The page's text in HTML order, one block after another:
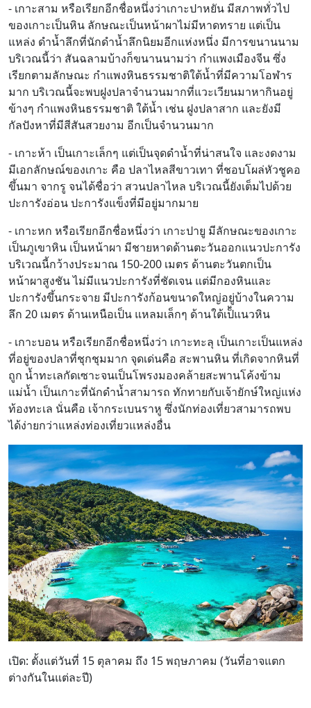
- เกาะสาม หรือเรียกอีกชื่อหนึ่งว่าเกาะปาหยัน มีสภาพทั่วไป
ของเกาะเป็นหิน ลักษณะเป็นหน้าผาไม่มีหาดทราย แต่เป็น
แหล่ง ดำน้ำลึกที่นักดำน้ำลึกนิยมอีกแห่งหนึ่ง มีการขนานนาม
บริเวณนี้ว่า สันฉลามบ้างก็ขนานนามว่า กำแพงเมืองจีน ซึ่ง
เรียกตามลักษณะ กำแพงหินธรรมชาติใต้น้ำที่มีความโอฬาร
มาก บริเวณนี้จะพบฝูงปลาจำนวนมากที่แวะเวียนมาหากินอยู่
ข้างๆ กำแพงหินธรรมชาติ ใต้น้ำ เช่น ฝูงปลาสาก และยังมี
กัลปังหาที่มีสีสันสวยงาม อีกเป็นจำนวนมาก
- เกาะห้า เป็นเกาะเล็กๆ แต่เป็นจุดดำน้ำที่น่าสนใจ และงดงาม
มีเอกลักษณ์ของเกาะ คือ ปลาไหลสีขาวเทา ที่ชอบโผล่หัวชูคอ
ขึ้นมา จากรู จนได้ชื่อว่า สวนปลาไหล บริเวณนี้ยังเต็มไปด้วย
ปะการังอ่อน ปะการังแข็งที่มีอยู่มากมาย
- เกาะหก หรือเรียกอีกชื่อหนึ่งว่า เกาะปายู มีลักษณะของเกาะ
เป็นภูเขาหิน เป็นหน้าผา มีชายหาดด้านตะวันออกแนวปะการัง
บริเวณนี้กว้างประมาณ 150-200 เมตร ด้านตะวันตกเป็น
หน้าผาสูงชัน ไม่มีแนวปะการังที่ชัดเจน แต่มีกองหินและ
ปะการังขึ้นกระจาย มีปะการังก้อนขนาดใหญ่อยู่บ้างในความ
ลึก 20 เมตร ด้านเหนือเป็น แหลมเล็กๆ ด้านใต้เป็้แนวหิน
- เกาะบอน หรือเรียกอีกชื่อหนึ่งว่า เกาะทะลุ เป็นเกาะเป็นแหล่ง
ที่อยู่ของปลาที่ชุกชุมมาก จุดเด่นคือ สะพานหิน ที่เกิดจากหินที่
ถูก น้ำทะเลกัดเซาะจนเป็นโพรงมองคล้ายสะพานโค้งข้าม
แม่น้ำ เป็นเกาะที่นักดำน้ำสามารถ ทักทายกับเจ้ายักษ์ใหญ่แห่ง
ท้องทะเล นั่นคือ เจ้ากระเบนราหู ซึ่งนักท่องเที่ยวสามารถพบ
ได้ง่ายกว่าแหล่งท่องเที่ยวแหล่งอื่น
เปิด: ตั้งแต่วันที่ 15 ตุลาคม ถึง 15 พฤษภาคม (วันที่อาจแตก
ต่างกันในแต่ละปี)